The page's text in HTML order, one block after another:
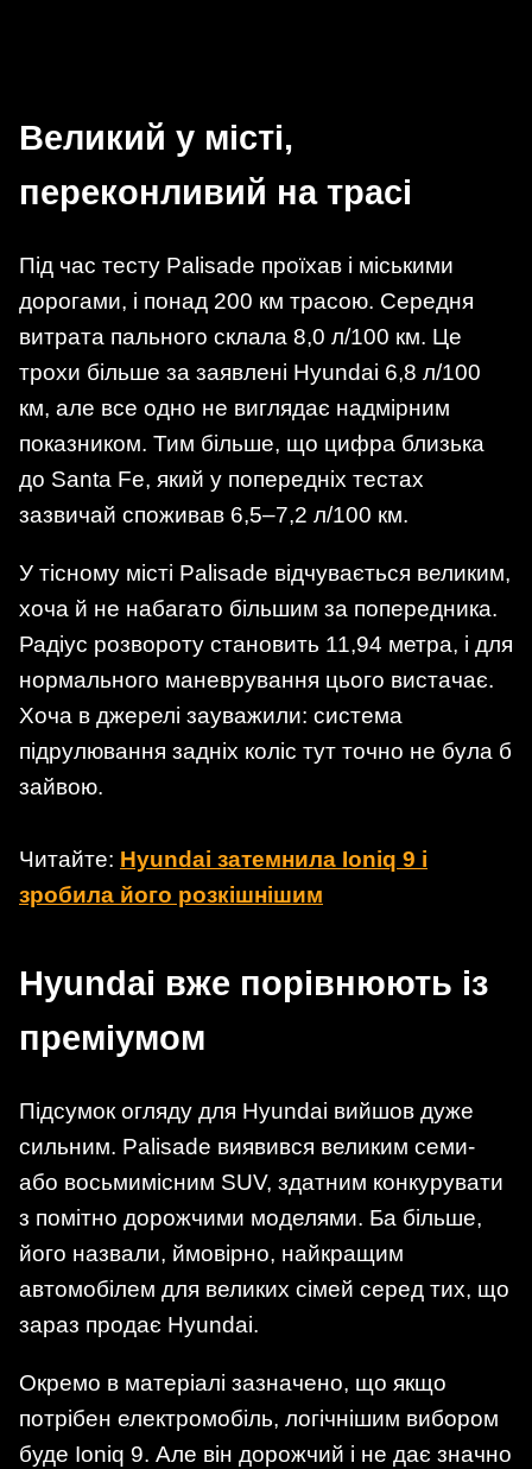
Великий у місті,
переконливий на трасі
Під час тесту Palisade проїхав і міськими
дорогами, і понад 200 км трасою. Середня
витрата пального склала 8,0 л/100 км. Це
трохи більше за заявлені Hyundai 6,8 л/100
км, але все одно не виглядає надмірним
показником. Тим більше, що цифра близька
до Santa Fe, який у попередніх тестах
зазвичай споживав 6,5–7,2 л/100 км.
У тісному місті Palisade відчувається великим,
хоча й не набагато більшим за попередника.
Радіус розвороту становить 11,94 метра, і для
нормального маневрування цього вистачає.
Хоча в джерелі зауважили: система
підрулювання задніх коліс тут точно не була б
зайвою.
Читайте: Hyundai затемнила Ioniq 9 і
зробила його розкішнішим
Hyundai вже порівнюють із
преміумом
Підсумок огляду для Hyundai вийшов дуже
сильним. Palisade виявився великим семи-
або восьмимісним SUV, здатним конкурувати
з помітно дорожчими моделями. Ба більше,
його назвали, ймовірно, найкращим
автомобілем для великих сімей серед тих, що
зараз продає Hyundai.
Окремо в матеріалі зазначено, що якщо
потрібен електромобіль, логічнішим вибором
буде Ioniq 9. Але він дорожчий і не дає значно